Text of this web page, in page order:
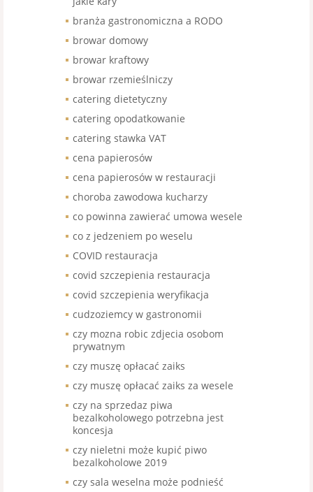
branża gastronomiczna a RODO
browar domowy
browar kraftowy
browar rzemieślniczy
catering dietetyczny
catering opodatkowanie
catering stawka VAT
cena papierosów
cena papierosów w restauracji
choroba zawodowa kucharzy
co powinna zawierać umowa wesele
co z jedzeniem po weselu
COVID restauracja
covid szczepienia restauracja
covid szczepienia weryfikacja
cudzoziemcy w gastronomii
czy mozna robic zdjecia osobom
prywatnym
czy muszę opłacać zaiks
czy muszę opłacać zaiks za wesele
czy na sprzedaz piwa
bezalkoholowego potrzebna jest
koncesja
czy nieletni może kupić piwo
bezalkoholowe 2019
czy sala weselna może podnieść